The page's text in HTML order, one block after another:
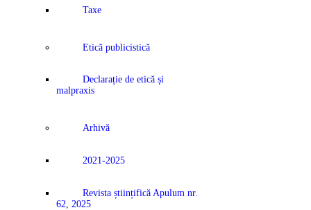
Taxe
Etică publicistică
Declarație de etică și
malpraxis
Arhivă
2021-2025
Revista științifică Apulum nr.
62, 2025